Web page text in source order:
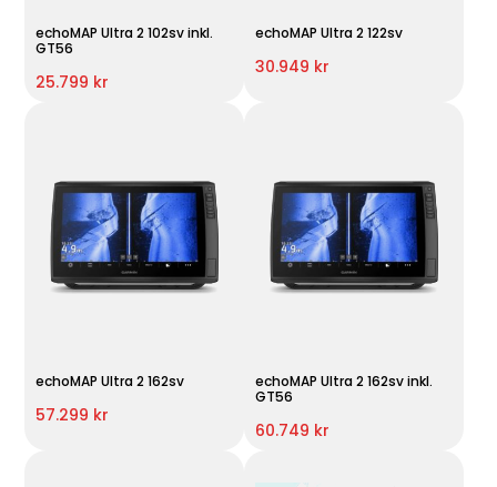
echoMAP Ultra 2 102sv inkl.
GT56
25.799 kr
echoMAP Ultra 2 122sv
30.949 kr
echoMAP Ultra 2 162sv
57.299 kr
echoMAP Ultra 2 162sv inkl.
GT56
60.749 kr